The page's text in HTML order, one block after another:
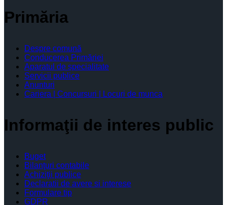
Primăria
Despre comună
Conducerea Primăriei
Aparatul de specialitate
Servicii publice
Anunturi
Cariera | Concursuri | Locuri de munca
Informaţii de interes public
Buget
Bilanţuri contabile
Achiziţii publice
Declaratii de avere si interese
Formulare tip
GDPR